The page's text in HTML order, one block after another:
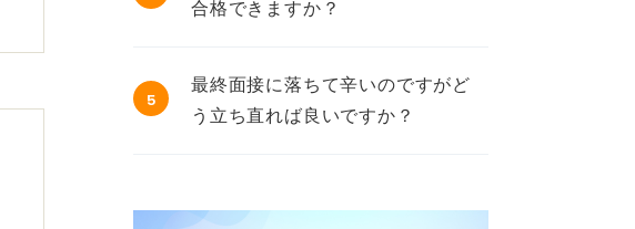
合格できますか？
5
最終面接に落ちて辛いのですがど
う立ち直れば良いですか？